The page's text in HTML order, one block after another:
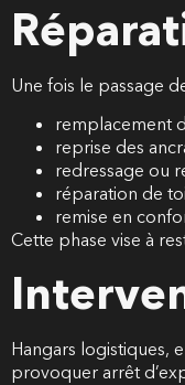
Une fois le passage
remplacement
reprise des
redressage ou
réparation de
remise en
Cette phase vise à
Hangars logistiques,
provoquer arrêt